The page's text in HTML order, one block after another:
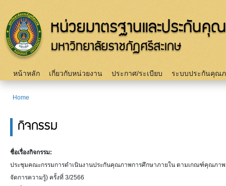
Main menu
หน้าหลัก เกี่ยวกับหน่วยงาน ประกาศ/ระเบียบ ระบบประกันคุณ
Home
กิจกรรม
ชื่อเรื่องกิจกรรม:
ประชุมคณะกรรมการดำเนินงานประกันคุณภาพการศึกษาภายใน ตามเกณฑ์คุณภาพ
จัดการความรู้) ครั้งที่ 3/2566